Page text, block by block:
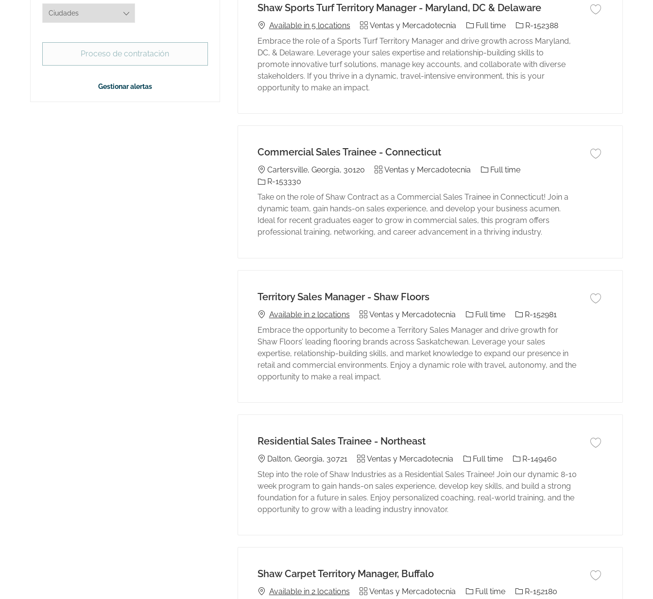
Proceso de contratación
Gestionar alertas
Shaw Sports Turf Territory Manager - Maryland, DC & Delaware
Available in 5 locations Category
Ventas y Mercadotecnia El tipo de trabajo
Full time Identificación del trabajo
R-152388
Embrace the role of a Sports Turf Territory Manager and drive growth across Maryland,
DC, & Delaware. Leverage your sales expertise and relationship-building skills to
promote innovative turf solutions, manage key accounts, and collaborate with diverse
stakeholders. If you thrive in a dynamic, travel-intensive environment, this is your
opportunity to make an impact.
Guardar trabajo
Commercial Sales Trainee - Connecticut
Location
Cartersville, Georgia, 30120 Category
Ventas y Mercadotecnia El tipo de trabajo
Full time
Identificación del trabajo
R-153330
Take on the role of Shaw Contract as a Commercial Sales Trainee in Connecticut! Join a
dynamic team, gain hands-on sales experience, and develop your business acumen.
Ideal for recent graduates eager to grow in commercial sales, this program offers
professional training, networking, and career advancement in a thriving industry.
Guardar trabajo
Territory Sales Manager - Shaw Floors
Available in 2 locations Category
Ventas y Mercadotecnia El tipo de trabajo
Full time Identificación del trabajo
R-152981
Embrace the opportunity to become a Territory Sales Manager and drive growth for
Shaw Floors’ leading flooring brands across Saskatchewan. Leverage your sales
expertise, relationship-building skills, and market knowledge to expand our presence in
retail and commercial environments. Enjoy a dynamic role with travel, autonomy, and the
opportunity to make a real impact.
Guardar trabajo
Residential Sales Trainee - Northeast
Location
Dalton, Georgia, 30721 Category
Ventas y Mercadotecnia El tipo de trabajo
Full time Identificación del trabajo
R-149460
Step into the role of Shaw Industries as a Residential Sales Trainee! Join our dynamic 8-10
week program to gain hands-on sales experience, develop key skills, and build a strong
foundation for a future in sales. Enjoy personalized coaching, real-world training, and the
opportunity to grow with a leading industry innovator.
Guardar trabajo
Shaw Carpet Territory Manager, Buffalo
Available in 2 locations Category
Ventas y Mercadotecnia El tipo de trabajo
Full time Identificación del trabajo
R-152180
Guardar trabajo